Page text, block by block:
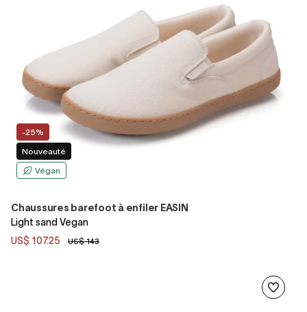
-25%
Nouveauté
Végan
Chaussures barefoot à enfiler EASIN
Light sand Vegan
US$ 107.25
US$ 143